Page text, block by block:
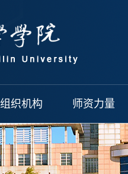
组织机构 师资力量